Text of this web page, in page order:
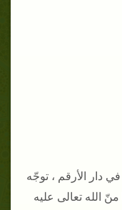
دار الأرقم ، توجّه
منّ الله تعالى عليه